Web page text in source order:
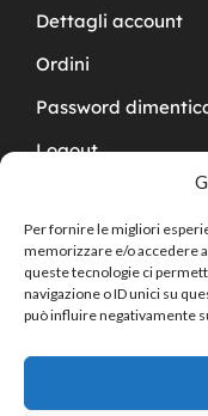
Per fornire le migliori
memorizzare e/o accedere
queste tecnologie ci
navigazione o ID unici su
può influire negativamente
Dettagli account
Ordini
Password
Logout
Copyright